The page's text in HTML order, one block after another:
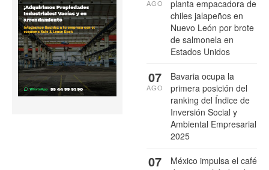
planta empacadora de
chiles jalapeños en
Nuevo León por brote
de salmonela en
Estados Unidos
AGO
Bavaria ocupa la
primera posición del
ranking del Índice de
Inversión Social y
Ambiental Empresarial
2025
07
AGO
México impulsa el café
07